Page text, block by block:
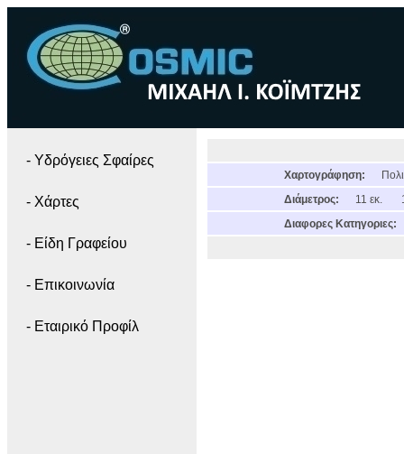
- Yδρόγειες Σφαίρες
- Χάρτες
- Είδη Γραφείου
- Επικοινωνία
- Εταιρικό Προφίλ
Χαρτογράφηση:
Διάμετρος:
11 εκ.
Διαφορες Κατηγοριες: